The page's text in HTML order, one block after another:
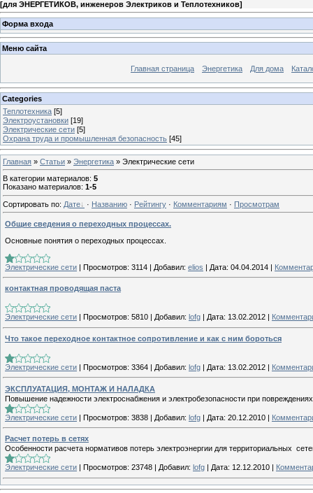
[для ЭНЕРГЕТИКОВ, инженеров Электриков и Теплотехников]
Форма входа
Меню сайта
Главная страница Энергетика Для дома
Categories
Теплотехника [5]
Электроустановки [19]
Электрические сети [5]
Охрана труда и промышленная безопасность [45]
Главная » Статьи » Энергетика » Электрические сети
В категории материалов: 5
Показано материалов: 1-5
Сортировать по: Дате · Названию · Рейтингу · Комментариям · Просмотрам
Общие сведения о переходных процессах.
Основные понятия о переходных процессах.
Электрические сети | Просмотров: 3114 | Добавил: elios | Дата: 04.04.2014 |
контактная проводящая паста
Электрические сети Просмотров: 5810 Добавил: lofg Дата: 13.02.2012
Что такое переходное контактное сопротивление и как с ним бороться
Электрические сети | Просмотров: 3364 | Добавил: lofg | Дата: 13.02.2012 |
ЭКСПЛУАТАЦИЯ, МОНТАЖ И НАЛАДКА
Повышение надежности электроснабжения и электробезопасности при
Электрические сети | Просмотров: 3838 | Добавил: lofg | Дата: 20.12.2010 |
Расчет потерь в сетях
Особенности расчета нормативов потерь электроэнергии для территориальных
Электрические сети Просмотров: 23748 Добавил: lofg Дата: 12.12.2010